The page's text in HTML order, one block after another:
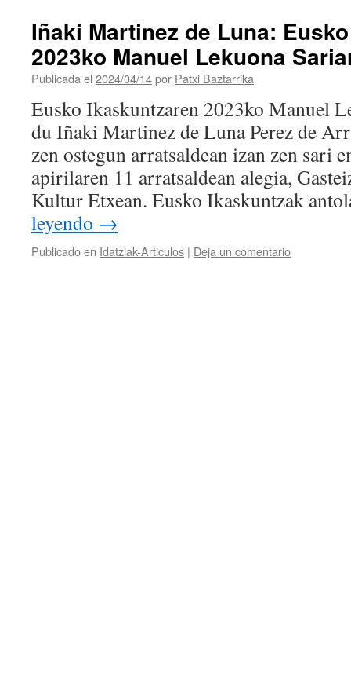
Iñaki Martinez de Luna:
2023ko Manuel Lekuona
Publicada el 2024/04/14por Patxi Baztarrika
Eusko Ikaskuntzaren 2023ko Manuel
du Iñaki Martinez de Luna Perez de
zen ostegun arratsaldean izan zen sari
apirilaren 11 arratsaldean alegia,
Kultur Etxean. Eusko Ikaskuntzak
leyendo →
Publicado en Idatziak-Articulos | Deja un comentario